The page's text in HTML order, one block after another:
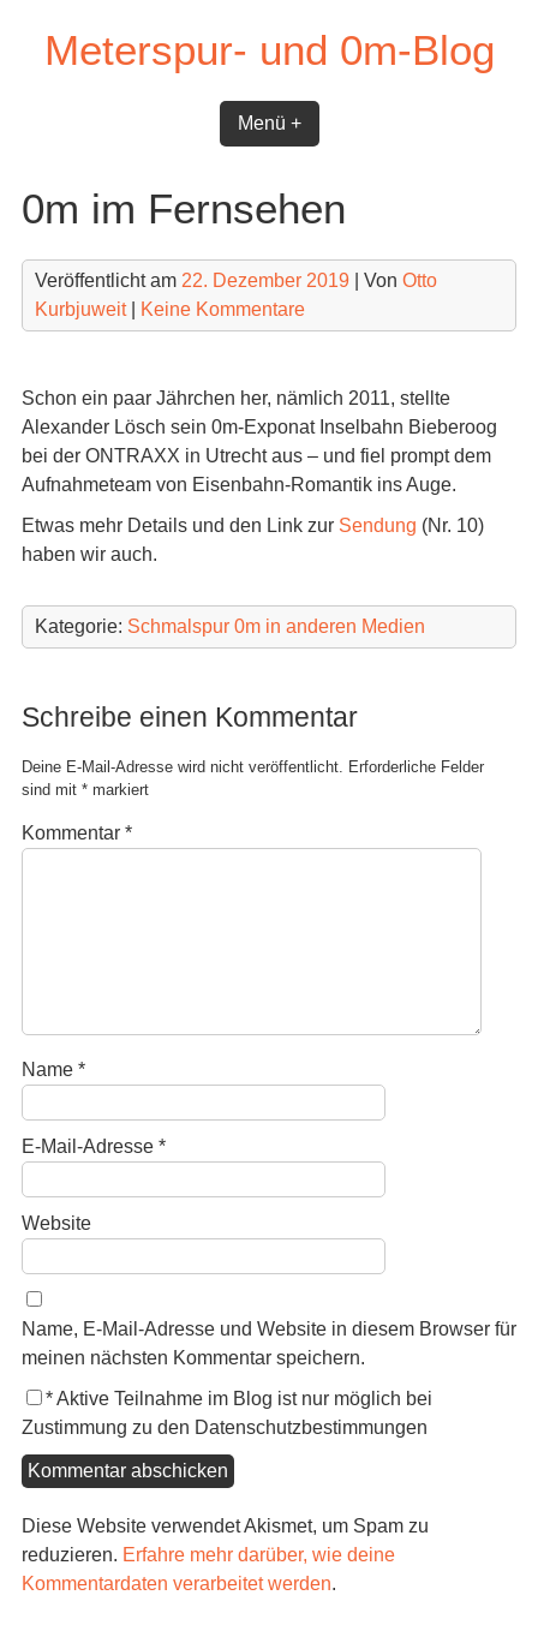
contentMeterspur- und 0m-Blog
Menü +
0m im Fernsehen
Veröffentlicht am 22. Dezember 2019| Von Otto
Kurbjuweit| Keine Kommentare
Schon ein paar Jährchen her, nämlich 2011, stellte
Alexander Lösch sein 0m-Exponat Inselbahn Bieberoog
bei der ONTRAXX in Utrecht aus – und fiel prompt dem
Aufnahmeteam von Eisenbahn-Romantik ins Auge.
Etwas mehr Details und den Link zur Sendung (Nr. 10)
haben wir auch.
Kategorie: Schmalspur 0m in anderen Medien
Schreibe einen Kommentar
Deine E-Mail-Adresse wird nicht veröffentlicht. Erforderliche Felder
sind mit *markiert
Kommentar *
Name *
E-Mail-Adresse *
Website
Name, E-Mail-Adresse und Website in diesem Browser für
meinen nächsten Kommentar speichern.
*Aktive Teilnahme im Blog ist nur möglich bei
Zustimmung zu den Datenschutzbestimmungen
Diese Website verwendet Akismet, um Spam zu
reduzieren. Erfahre mehr darüber, wie deine
Kommentardaten verarbeitet werden.